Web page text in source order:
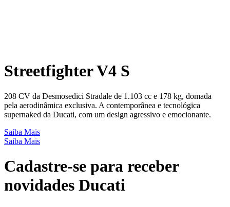
Streetfighter V4 S
208 CV da Desmosedici Stradale de 1.103 cc e 178 kg, domada
pela aerodinâmica exclusiva. A contemporânea e tecnológica
supernaked da Ducati, com um design agressivo e emocionante.
Saiba Mais
Saiba Mais
Cadastre-se para receber
novidades Ducati